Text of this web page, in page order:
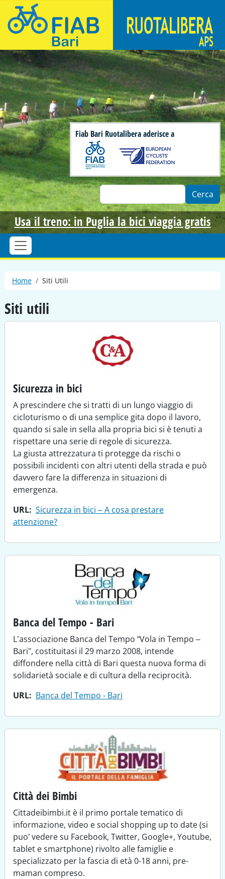
Salta al contenuto principale
Bari Ruotalibera - Associazione di ciclisti urbani
Fiab Bari Ruotalibera aderisce a
Cerca
Usa il treno: in Puglia la bici viaggia gratis
Briciole di pane
Home Siti Utili
Siti utili
Sicurezza in bici
A prescindere che si tratti di un lungo viaggio di
cicloturismo o di una semplice gita dopo il lavoro,
quando si sale in sella alla propria bici si è tenuti a
rispettare una serie di regole di sicurezza.
La giusta attrezzatura ti protegge da rischi o
possibili incidenti con altri utenti della strada e può
davvero fare la differenza in situazioni di
emergenza.
URL Sicurezza in bici – A cosa prestare
attenzione?
Banca del Tempo - Bari
L’associazione Banca del Tempo “Vola in Tempo –
Bari", costituitasi il 29 marzo 2008, intende
diffondere nella città di Bari questa nuova forma di
solidarietà sociale e di cultura della reciprocità.
URL
Banca del Tempo - Bari
Città dei Bimbi
Cittadeibimbi.it è il primo portale tematico di
informazione, video e social shopping up to date (si
puo’ vedere su Facebook, Twitter, Google+, Youtube,
tablet e smartphone) rivolto alle famiglie e
specializzato per la fascia di età 0-18 anni, pre-
maman compreso.